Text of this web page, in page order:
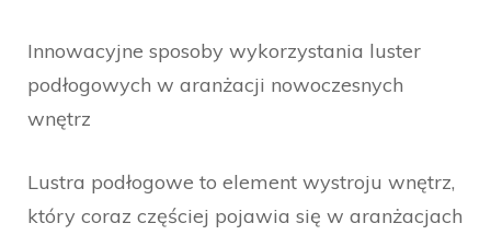
Innowacyjne sposoby wykorzystania luster
podłogowych w aranżacji nowoczesnych
wnętrz
Lustra podłogowe to element wystroju wnętrz,
który coraz częściej pojawia się w aranżacjach